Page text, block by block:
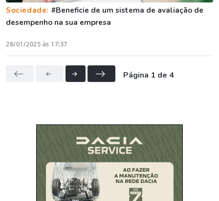
Sociedade: #Beneficie de um sistema de avaliação de
desempenho na sua empresa
28/01/2025 às 17:37
Página 1 de 4